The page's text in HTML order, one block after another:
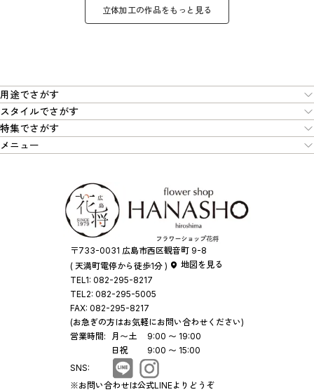
立体加工の作品をもっと見る
用途でさがす
スタイルでさがす
特集でさがす
メニュー
〒733-0031 広島市西区観音町 9-8
( 天満町電停から徒歩1分 )
地図を見る
TEL1: 082-295-8217
TEL2: 082-295-5005
FAX: 082-295-8217
(お急ぎの方はお気軽にお問い合わせください)
営業時間:
月〜土
9:00 〜 19:00
日祝
9:00 〜 15:00
SNS:
※お問い合わせは公式LINEよりどうぞ